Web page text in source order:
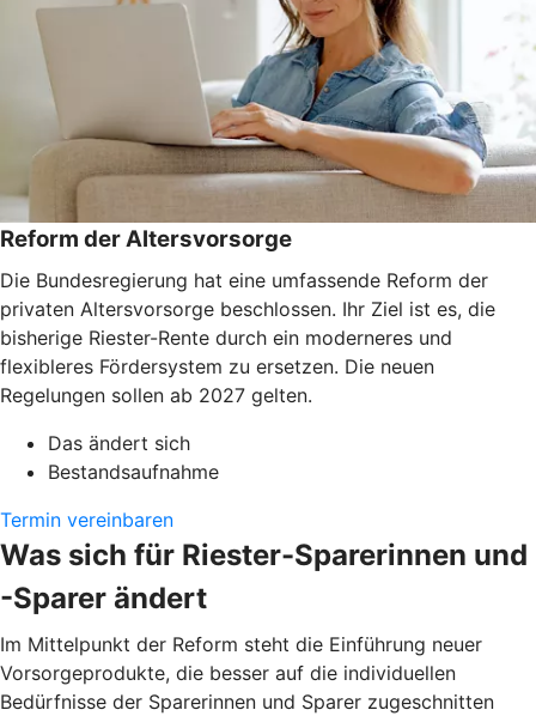
Reform der Altersvorsorge
Die Bundesregierung hat eine umfassende Reform der
privaten Altersvorsorge beschlossen. Ihr Ziel ist es, die
bisherige Riester-Rente durch ein moderneres und
flexibleres Fördersystem zu ersetzen. Die neuen
Regelungen sollen ab 2027 gelten.
Das ändert sich
Bestandsaufnahme
Termin vereinbaren
Was sich für Riester-Sparerinnen und
-Sparer ändert
Im Mittelpunkt der Reform steht die Einführung neuer
Vorsorgeprodukte, die besser auf die individuellen
Bedürfnisse der Sparerinnen und Sparer zugeschnitten